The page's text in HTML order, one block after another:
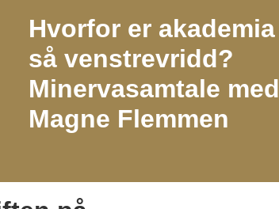
Hvorfor er akademia
så venstrevridd?
Minervasamtale med
Magne Flemmen